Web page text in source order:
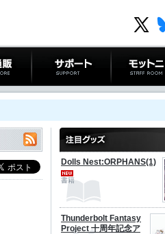
サポート モットニトロ
Dolls Nest:ORPHANS(1)
書籍
Thunderbolt Fantasy
Project 十周年記念ア